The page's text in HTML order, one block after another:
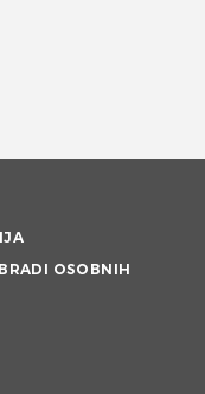
OSOBNIH